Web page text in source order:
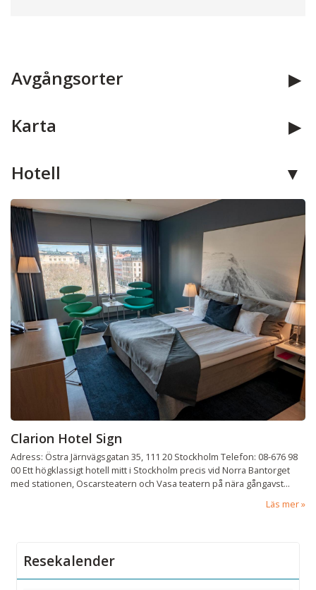
Avgångsorter
Karta
Hotell
Clarion Hotel Sign
Adress: Östra Järnvägsgatan 35, 111 20 Stockholm Telefon: 08-676 98
00 Ett högklassigt hotell mitt i Stockholm precis vid Norra Bantorget
med stationen, Oscarsteatern och Vasa teatern på nära gångavst...
Läs mer
Resekalender